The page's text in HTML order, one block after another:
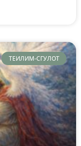
ТЕИЛИМ-СГУЛОТ